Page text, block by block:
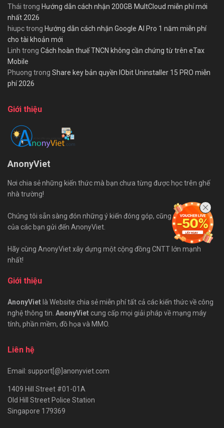
Thái trong Hướng dẫn cách nhận 200GB MultCloud miễn phí mới
nhất 2026
hiupctrong Hướng dẫn cách nhận Google AI Pro 1 năm miễn phí
cho tài khoản mới
Linh trong Cách hoàn thuế TNCN không cần chứng từ trên eTax
Mobile
Phuong trong Share key bản quyền IObit Uninstaller 15 PRO miễn
phí 2026
Giới thiệu
AnonyViet
Nơi chia sẻ những kiến thức mà bạn chưa từng được học trên ghế
nhà trường!
Chúng tôi sẵn sàng đón những ý kiến đóng góp, cũng như bài viết
của các bạn gửi đến AnonyViet.
Hãy cùng AnonyViet xây dựng một cộng đồng CNTT lớn mạnh
nhất!
Giới thiệu
AnonyVietlà Website chia sẻ miễn phí tất cả các kiến thức về công
nghệ thông tin. AnonyViet cung cấp mọi giải pháp về mạng máy
tính, phần mềm, đồ họa và MMO.
Liên hệ
Email: support[@]anonyviet.com
1409 Hill Street #01-01A
Old Hill Street Police Station
Singapore 179369